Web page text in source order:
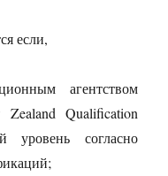
если,
агентством
Qualification
согласно